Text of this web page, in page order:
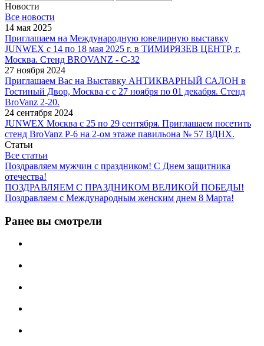
Новости
Все новости
14 мая 2025
Приглашаем на Международную ювелирную выставку
JUNWEX с 14 по 18 мая 2025 г. в ТИМИРЯЗЕВ ЦЕНТР, г.
Москва. Стенд BROVANZ - С-32
27 ноября 2024
Приглашаем Вас на Выставку АНТИКВАРНЫЙ САЛОН в
Гостиный Двор, Москва с с 27 ноября по 01 декабря. Стенд
BroVanz 2-20.
24 сентября 2024
JUNWEX Москва с 25 по 29 сентября. Приглашаем посетить
стенд BroVanz Р-6 на 2-ом этаже павильона № 57 ВДНХ.
Статьи
Все статьи
Поздравляем мужчин с праздником! С Днем защитника
отечества!
ПОЗДРАВЛЯЕМ С ПРАЗДНИКОМ ВЕЛИКОЙ ПОБЕДЫ!
Поздравляем с Международным женским днем 8 Марта!
Ранее вы смотрели